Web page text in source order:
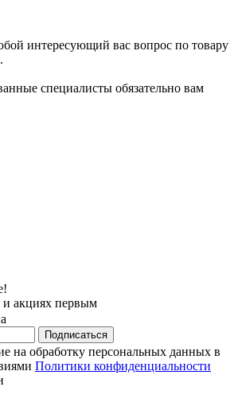
интересующий вас вопрос по товару
специалисты обязательно вам
и акциях первым
на обработку персональных данных в
Политики конфиденциальности